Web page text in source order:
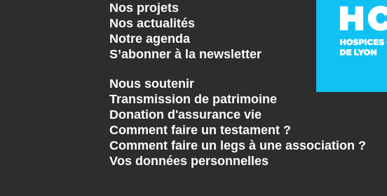
Nos projets
Nos actualités
Notre agenda
S’abonner à la newsletter
Nous soutenir
Transmission de patrimoine
Donation d'assurance vie
Comment faire un testament ?
Comment faire un legs à une association ?
Vos données personnelles